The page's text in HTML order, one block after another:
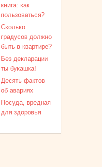
книга: как
пользоваться?
Сколько
градусов должно
быть в квартире?
Без декларации
ты букашка!
Десять фактов
об авариях
Посуда, вредная
для здоровья